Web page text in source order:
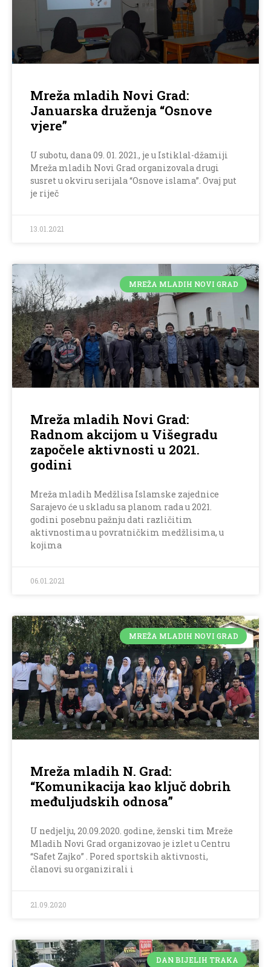
Mreža mladih Novi Grad:
Januarska druženja “Osnove
vjere”
U subotu, dana 09. 01. 2021., je u Istiklal-džamiji
Mreža mladih Novi Grad organizovala drugi
susret u okviru serijala “Osnove islama”. Ovaj put
je riječ
13.01.2021
MREŽA MLADIH NOVI GRAD
Mreža mladih Novi Grad:
Radnom akcijom u Višegradu
započele aktivnosti u 2021.
godini
Mreža mladih Medžlisa Islamske zajednice
Sarajevo će u skladu sa planom rada u 2021.
godini posebnu pažnju dati različitim
aktivnostima u povratničkim medžlisima, u
kojima
06.01.2021
MREŽA MLADIH NOVI GRAD
Mreža mladih N. Grad:
“Komunikacija kao ključ dobrih
međuljudskih odnosa”
U nedjelju, 20.09.2020. godine, ženski tim Mreže
Mladih Novi Grad organizovao je izlet u Centru
“Safet Zajko” . Pored sportskih aktivnosti,
članovi su organizirali i
21.09.2020
DAN BIJELIH TRAKA